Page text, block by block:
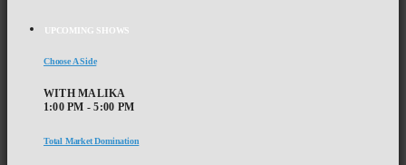
UPCOMING SHOWS
Choose A Side
WITH MALIKA
1:00 PM - 5:00 PM
Total Market Domination